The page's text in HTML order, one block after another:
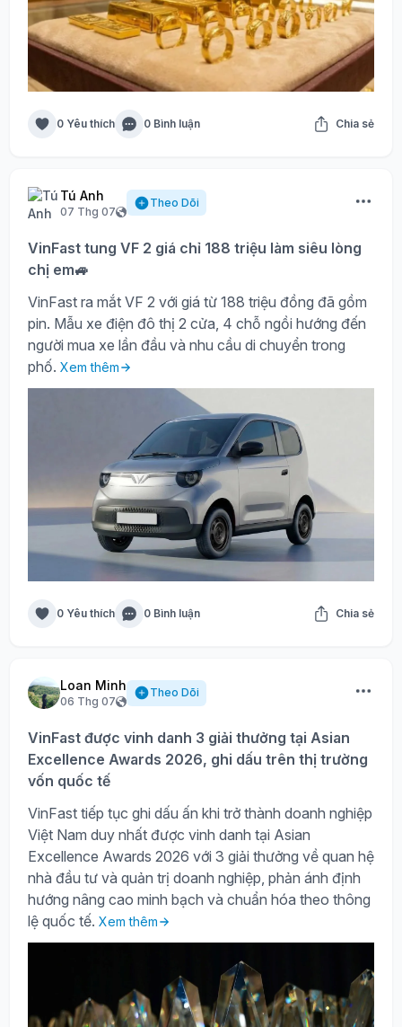
0 Yêu thích 0 Bình luận Chia sẻ
Tú Anh
07 Thg 07
Theo Dõi
VinFast tung VF 2 giá chỉ 188 triệu làm siêu lòng
chị em🚙
VinFast ra mắt VF 2 với giá từ 188 triệu đồng đã gồm
pin. Mẫu xe điện đô thị 2 cửa, 4 chỗ ngồi hướng đến
người mua xe lần đầu và nhu cầu di chuyển trong
phố. Xem thêm
0 Yêu thích 0 Bình luận Chia sẻ
Loan Minh
06 Thg 07
Theo Dõi
VinFast được vinh danh 3 giải thưởng tại Asian
Excellence Awards 2026, ghi dấu trên thị trường
vốn quốc tế
VinFast tiếp tục ghi dấu ấn khi trở thành doanh nghiệp
Việt Nam duy nhất được vinh danh tại Asian
Excellence Awards 2026 với 3 giải thưởng về quan hệ
nhà đầu tư và quản trị doanh nghiệp, phản ánh định
hướng nâng cao minh bạch và chuẩn hóa theo thông
lệ quốc tế. Xem thêm